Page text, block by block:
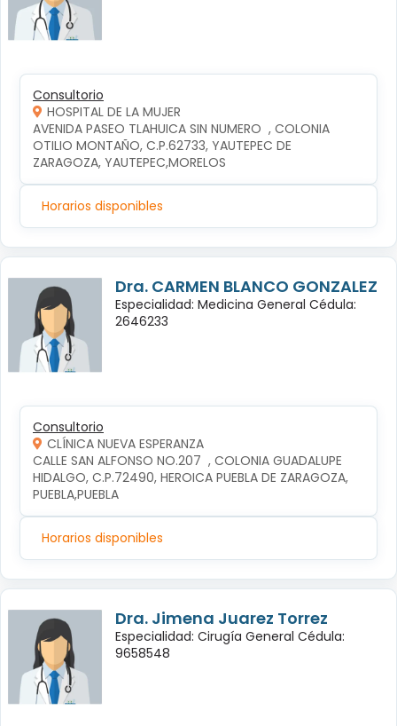
Consultorio
HOSPITAL DE LA MUJER
AVENIDA PASEO TLAHUICA SIN NUMERO  , COLONIA
OTILIO MONTAÑO, C.P.62733, YAUTEPEC DE
ZARAGOZA, YAUTEPEC,MORELOS
Horarios disponibles
Dra. CARMEN BLANCO GONZALEZ
Especialidad: Medicina General Cédula:
2646233
Consultorio
CLÍNICA NUEVA ESPERANZA
CALLE SAN ALFONSO NO.207  , COLONIA GUADALUPE
HIDALGO, C.P.72490, HEROICA PUEBLA DE ZARAGOZA,
PUEBLA,PUEBLA
Horarios disponibles
Dra. Jimena Juarez Torrez
Especialidad: Cirugía General Cédula:
9658548